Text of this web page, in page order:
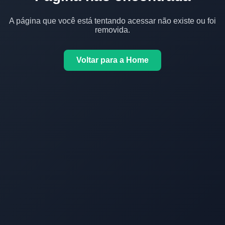
A página que você está tentando acessar não existe ou foi
removida.
Voltar para a Home